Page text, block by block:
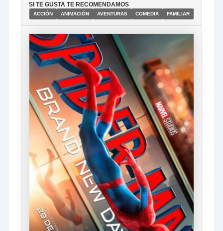
SI TE GUSTA TE RECOMENDAMOS
ACCIÓN ANIMACIÓN AVENTURAS COMEDIA FAMILIAR